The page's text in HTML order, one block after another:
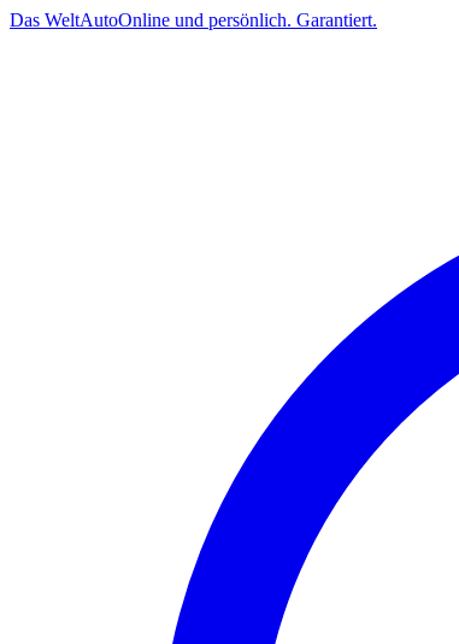
Das WeltAutoOnline und persönlich. Garantiert.